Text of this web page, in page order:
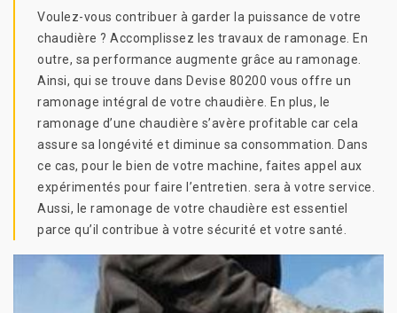
Voulez-vous contribuer à garder la puissance de votre
chaudière ? Accomplissez les travaux de ramonage. En
outre, sa performance augmente grâce au ramonage.
Ainsi, qui se trouve dans Devise 80200 vous offre un
ramonage intégral de votre chaudière. En plus, le
ramonage d’une chaudière s’avère profitable car cela
assure sa longévité et diminue sa consommation. Dans
ce cas, pour le bien de votre machine, faites appel aux
expérimentés pour faire l’entretien. sera à votre service.
Aussi, le ramonage de votre chaudière est essentiel
parce qu’il contribue à votre sécurité et votre santé.